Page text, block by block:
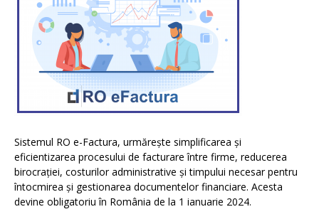
Sistemul RO e-Factura, urmărește simplificarea și
eficientizarea procesului de facturare între firme, reducerea
birocrației, costurilor administrative și timpului necesar pentru
întocmirea și gestionarea documentelor financiare. Acesta
devine obligatoriu în România de la 1 ianuarie 2024.